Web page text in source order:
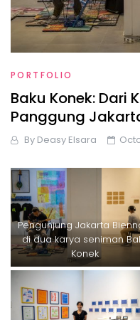
PORTFOLIO
Baku Konek: Dari
Panggung
By Deasy Elsara
Pengunjung Jakarta
di dua karya seniman
Konek